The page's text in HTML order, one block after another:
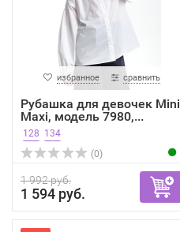
избранное сравнить
Рубашка для девочек Mini
Maxi, модель 7980,...
128 134
(0)
1 992 руб.
1 594 руб.